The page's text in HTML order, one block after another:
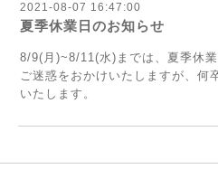
2021-08-07 16:47:00
夏季休業日のお知らせ
8/9(月)~8/11(水)までは、夏季休業
ご迷惑をおかけいたしますが、何
いたします。